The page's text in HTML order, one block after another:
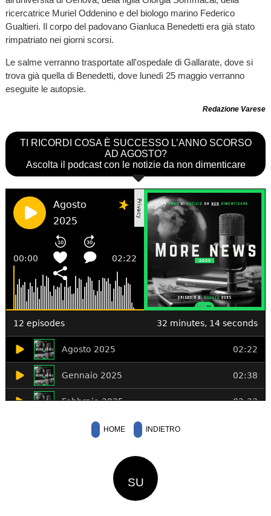
ricercatrice Muriel Oddenino e del biologo marino Federico
Gualtieri. Il corpo del padovano Gianluca Benedetti era già stato
rimpatriato nei giorni scorsi.
Le salme verranno trasportate all'ospedale di Gallarate, dove si
trova già quella di Benedetti, dove lunedì 25 maggio verranno
eseguite le autopsie.
Redazione Varese
TI RICORDI COSA È SUCCESSO L’ANNO SCORSO
AD AGOSTO?
Ascolta il podcast con le notizie da non dimenticare
HOME INDIETRO
SU